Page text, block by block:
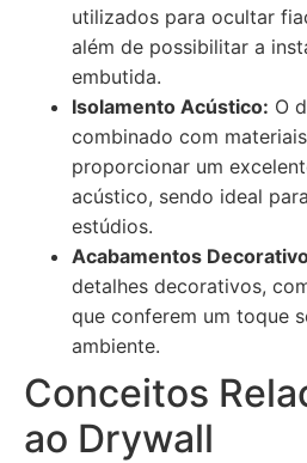
utilizados para ocultar
além de possibilitar a
embutida.
Isolamento Acústico: O
combinado com
proporcionar um
acústico, sendo ideal
estúdios.
Acabamentos
detalhes decorativos,
que conferem um toque
ambiente.
Conceitos
ao Drywall